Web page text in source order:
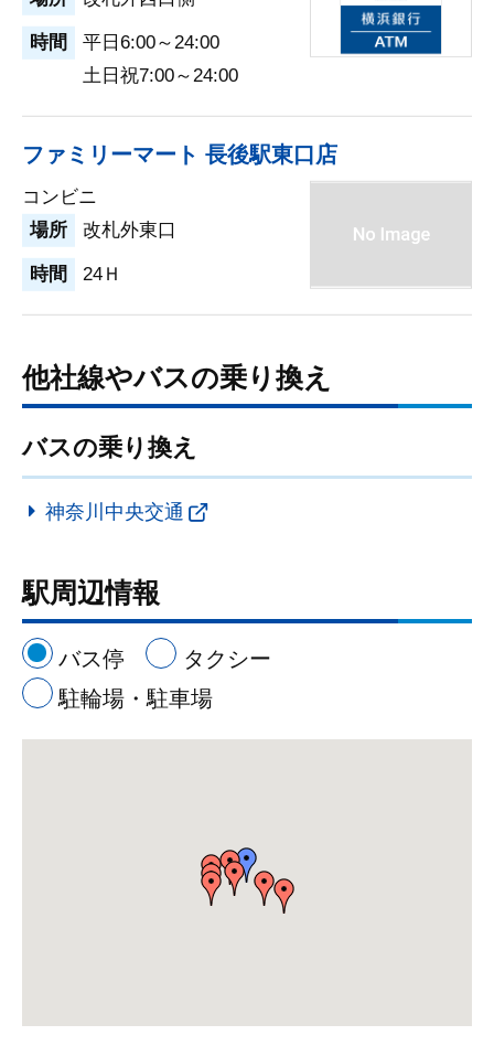
時間
平日6:00～24:00
土日祝7:00～24:00
ファミリーマート 長後駅東口店
コンビニ
場所
改札外東口
時間 24Ｈ
他社線やバスの乗り換え
バスの乗り換え
神奈川中央交通
駅周辺情報
バス停
タクシー
駐輪場・駐車場